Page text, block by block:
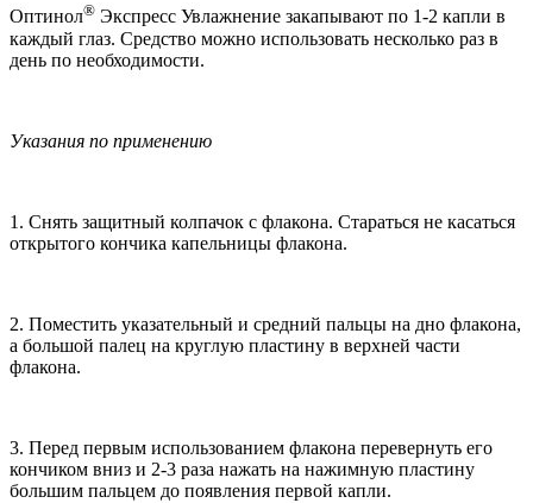
Оптинол® Экспресс Увлажнение закапывают по 1-2 капли в
каждый глаз. Средство можно использовать несколько раз в
день по необходимости.
Указания по применению
1. Снять защитный колпачок с флакона. Стараться не касаться
открытого кончика капельницы флакона.
2. Поместить указательный и средний пальцы на дно флакона,
а большой палец на круглую пластину в верхней части
флакона.
3. Перед первым использованием флакона перевернуть его
кончиком вниз и 2-3 раза нажать на нажимную пластину
большим пальцем до появления первой капли.